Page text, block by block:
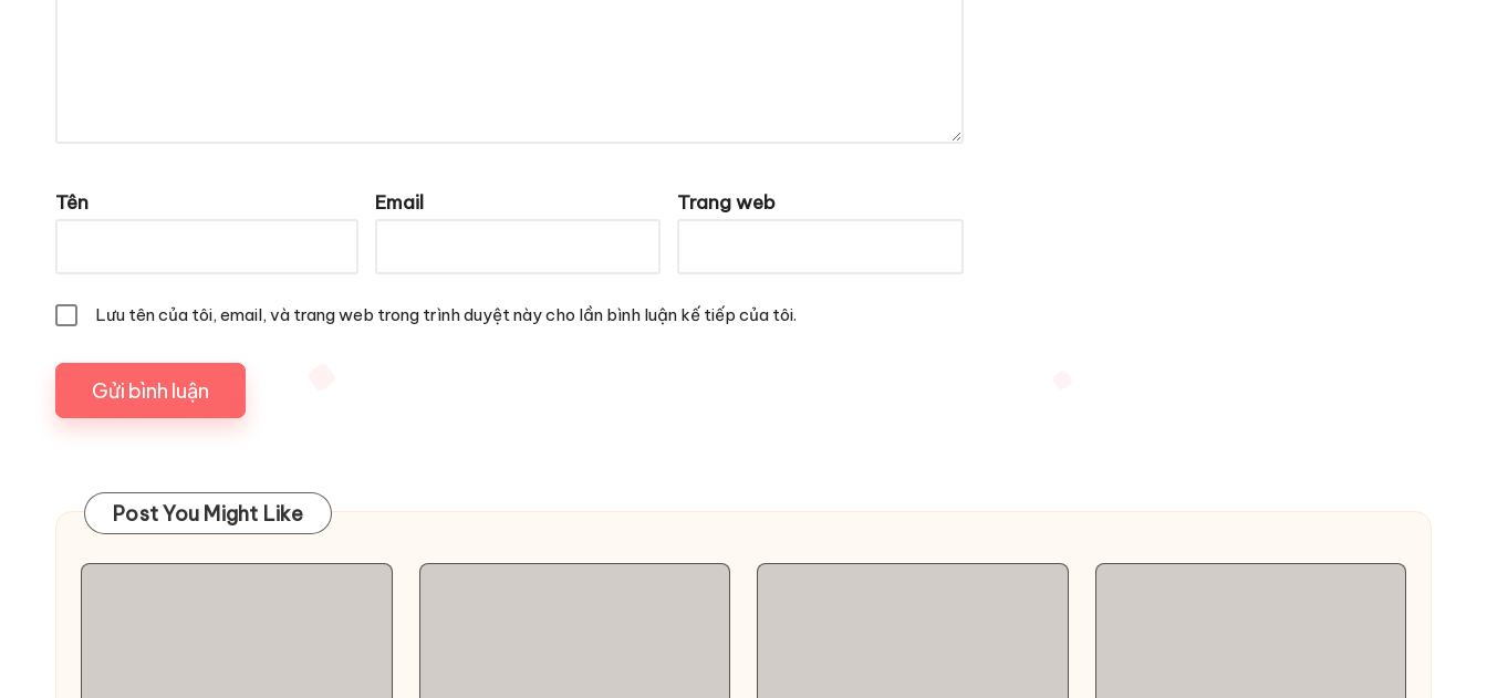
Tên Email Trang web
Lưu tên của tôi, email, và trang web trong trình duyệt này cho lần bình luận kế tiếp của tôi.
Post You Might Like